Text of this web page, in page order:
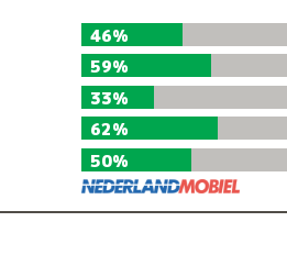
46%
59%
33%
62%
50%